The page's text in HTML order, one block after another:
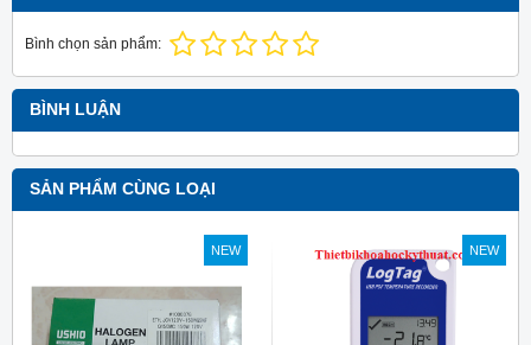
Bình chọn sản phẩm:
BÌNH LUẬN
SẢN PHẨM CÙNG LOẠI
NEW NEW